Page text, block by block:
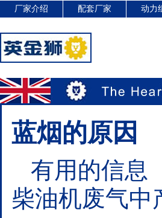
厂家介绍 配套厂家 动力
蓝烟的原因
有用的信息
柴油机废气